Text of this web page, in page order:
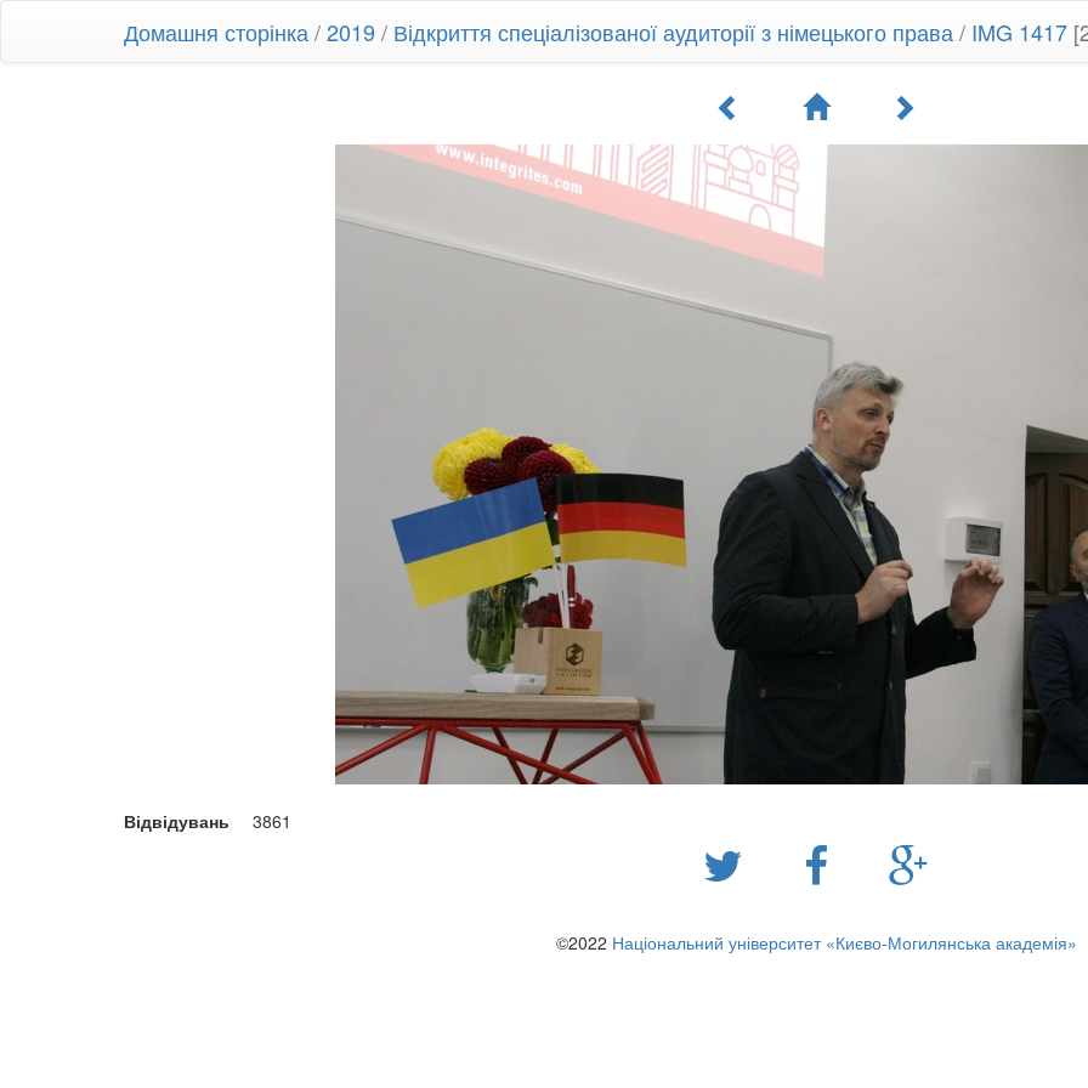
Домашня сторінка /2019/ Відкриття спеціалізованої аудиторії з німецького права / IMG 1417
Відвідувань 3861
©2022 Національний університет «Києво-Могилянська академія»